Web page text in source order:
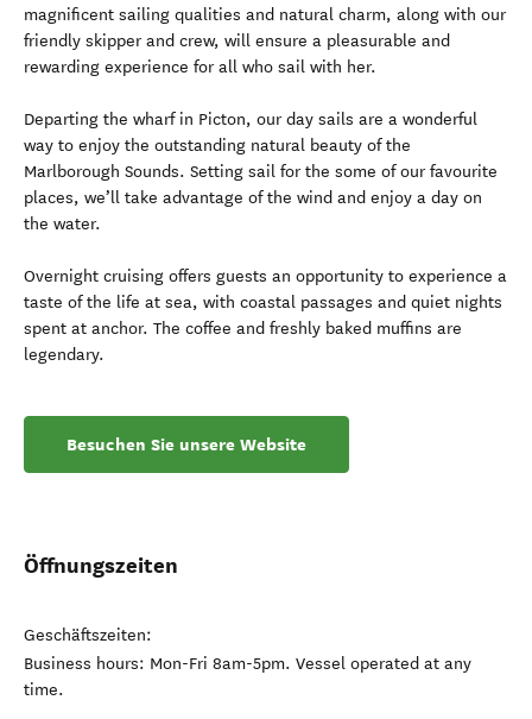
magnificent sailing qualities and natural charm, along with our
friendly skipper and crew, will ensure a pleasurable and
rewarding experience for all who sail with her.
Departing the wharf in Picton, our day sails are a wonderful
way to enjoy the outstanding natural beauty of the
Marlborough Sounds. Setting sail for the some of our favourite
places, we’ll take advantage of the wind and enjoy a day on
the water.
Overnight cruising offers guests an opportunity to experience a
taste of the life at sea, with coastal passages and quiet nights
spent at anchor. The coffee and freshly baked muffins are
legendary.
Besuchen Sie unsere Website
Öffnungszeiten
Geschäftszeiten:
Business hours: Mon-Fri 8am-5pm. Vessel operated at any
time.